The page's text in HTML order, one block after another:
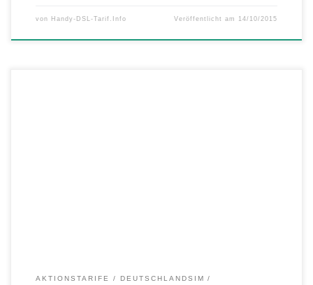
von Handy-DSL-Tarif.Info Veröffentlicht am 14/10/2015
AKTIONSTARIFE
DEUTSCHLANDSIM